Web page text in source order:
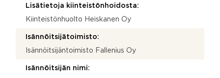
Lisätietoja kiinteistönhoidosta:
Kiinteistönhuolto Heiskanen Oy
Isännöitsijätoimisto:
Isännöitsijäntoimisto Fallenius Oy
Isännöitsijän nimi: